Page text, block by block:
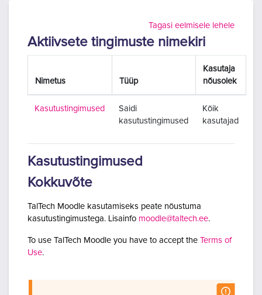
Tagasi eelmisele lehele
Aktiivsete tingimuste nimekiri
Nimetus Tüüp
Kasutaja
nõusolek
Kasutustingimused
Saidi
kasutustingimused
Kõik
kasutajad
Kasutustingimused
Kokkuvõte
TalTech Moodle kasutamiseks peate nõustuma
kasutustingimustega. Lisainfo moodle@taltech.ee.
To use TalTech Moodle you have to accept the Terms of
Use.